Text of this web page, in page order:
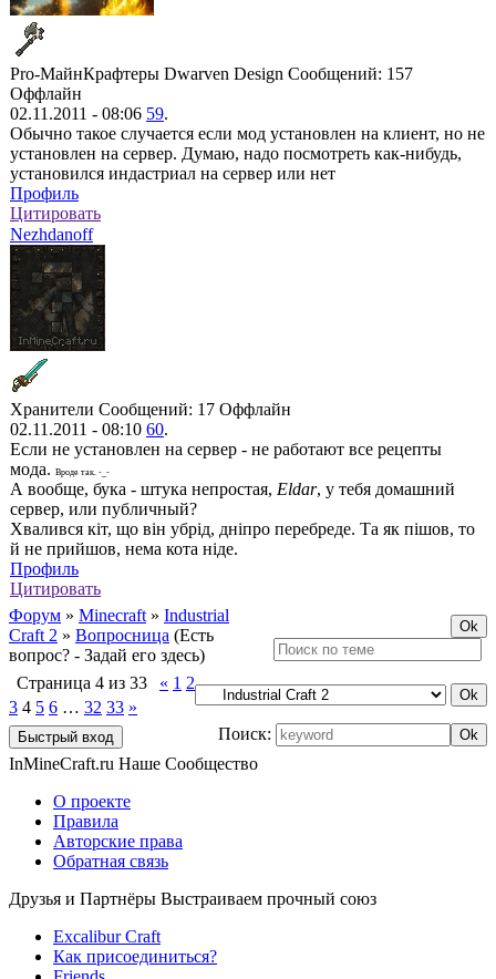
Pro-МайнКрафтеры Dwarven Design Сообщений: 157
Оффлайн
02.11.2011 - 08:06 59.
Обычно такое случается если мод установлен на клиент, но не
установлен на сервер. Думаю, надо посмотреть как-нибудь,
установился индастриал на сервер или нет
Профиль
Цитировать
Nezhdanoff
Хранители Сообщений: 17 Оффлайн
02.11.2011 - 08:10 60.
Если не установлен на сервер - не работают все рецепты
мода. Вроде так. -_-
А вообще, бука - штука непростая, Eldar, у тебя домашний
сервер, или публичный?
Хвалився кiт, що вiн убрiд, днiпро перебреде. Та як пiшов, то
й не прийшов, нема кота нiде.
Профиль
Цитировать
Форум » Minecraft » Industrial
Craft 2 » Вопросница (Есть
вопрос? - Задай его здесь)
Страница 4 из 33 « 1 2
3 4 5 6 … 32 33 »
Поиск:
InMineCraft.ru Наше Сообщество
О проекте
Правила
Авторские права
Обратная связь
Друзья и Партнёры Выстраиваем прочный союз
Excalibur Craft
Как присоединиться?